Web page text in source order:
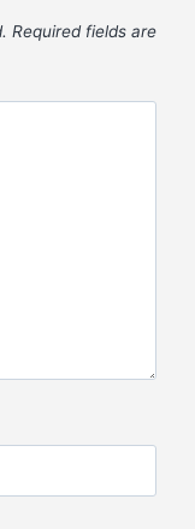
Required fields are